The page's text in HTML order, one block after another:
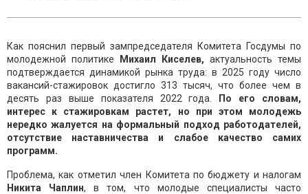
Как пояснил первый зампредседателя Комитета Госдумы по
молодежной политике
Михаил Киселев, актуальность темы
подтверждается динамикой рынка труда: в 2025 году число
вакансий-стажировок достигло 313 тысяч, что более чем в
десять раз выше показателя 2022 года.
По его словам,
интерес к стажировкам растет, но при этом молодежь
нередко жалуется на формальный подход работодателей,
отсутствие наставничества и слабое качество самих
программ.
Проблема, как отметил член Комитета по бюджету и налогам
Никита Чаплин, в том, что молодые специалисты часто